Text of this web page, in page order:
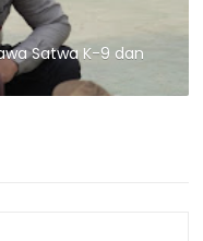
Satwa K-9 dan